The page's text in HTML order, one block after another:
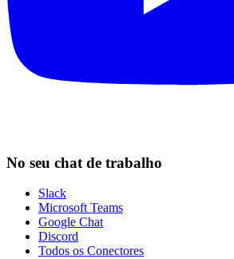
No seu chat de trabalho
Slack
Microsoft Teams
Google Chat
Discord
Todos os Conectores